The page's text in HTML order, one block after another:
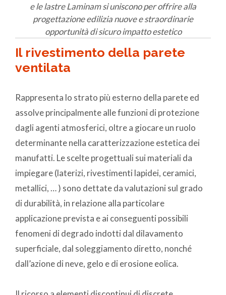
e le lastre Laminam si uniscono per offrire alla
progettazione edilizia nuove e straordinarie
opportunità di sicuro impatto estetico
Il rivestimento della parete
ventilata
Rappresenta lo strato più esterno della parete ed
assolve principalmente alle funzioni di protezione
dagli agenti atmosferici, oltre a giocare un ruolo
determinante nella caratterizzazione estetica dei
manufatti. Le scelte progettuali sui materiali da
impiegare (laterizi, rivestimenti lapidei, ceramici,
metallici, … ) sono dettate da valutazioni sul grado
di durabilità, in relazione alla particolare
applicazione prevista e ai conseguenti possibili
fenomeni di degrado indotti dal dilavamento
superficiale, dal soleggiamento diretto, nonché
dall’azione di neve, gelo e di erosione eolica.